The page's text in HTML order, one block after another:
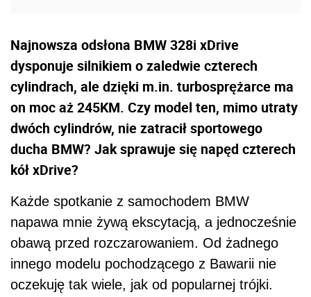
Najnowsza odsłona BMW 328i xDrive
dysponuje silnikiem o zaledwie czterech
cylindrach, ale dzięki m.in. turbosprężarce ma
on moc aż 245KM. Czy model ten, mimo utraty
dwóch cylindrów, nie zatracił sportowego
ducha BMW? Jak sprawuje się napęd czterech
kół xDrive?
Każde spotkanie z samochodem BMW
napawa mnie żywą ekscytacją, a jednocześnie
obawą przed rozczarowaniem. Od żadnego
innego modelu pochodzącego z Bawarii nie
oczekuję tak wiele, jak od popularnej trójki.